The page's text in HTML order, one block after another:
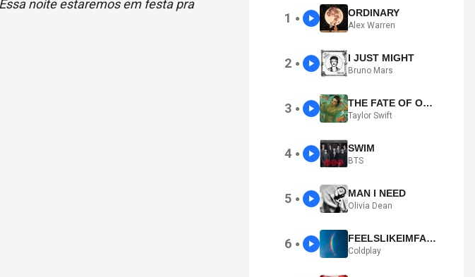
noite estaremos em festa pra
1 ● ORDINARY
Alex Warren
2 ● I JUST MIGHT
Bruno Mars
3 ● THE FATE OF OPHELIA
Taylor Swift
4 ● SWIM
BTS
5 ● MAN I NEED
Olivia Dean
6 ● FEELSLIKEIMFALLINGINLOVE
Coldplay